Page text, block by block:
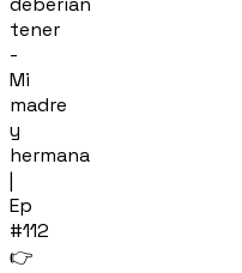
tener
-
Mi
madre
y
hermana
|
Ep
#112
👉